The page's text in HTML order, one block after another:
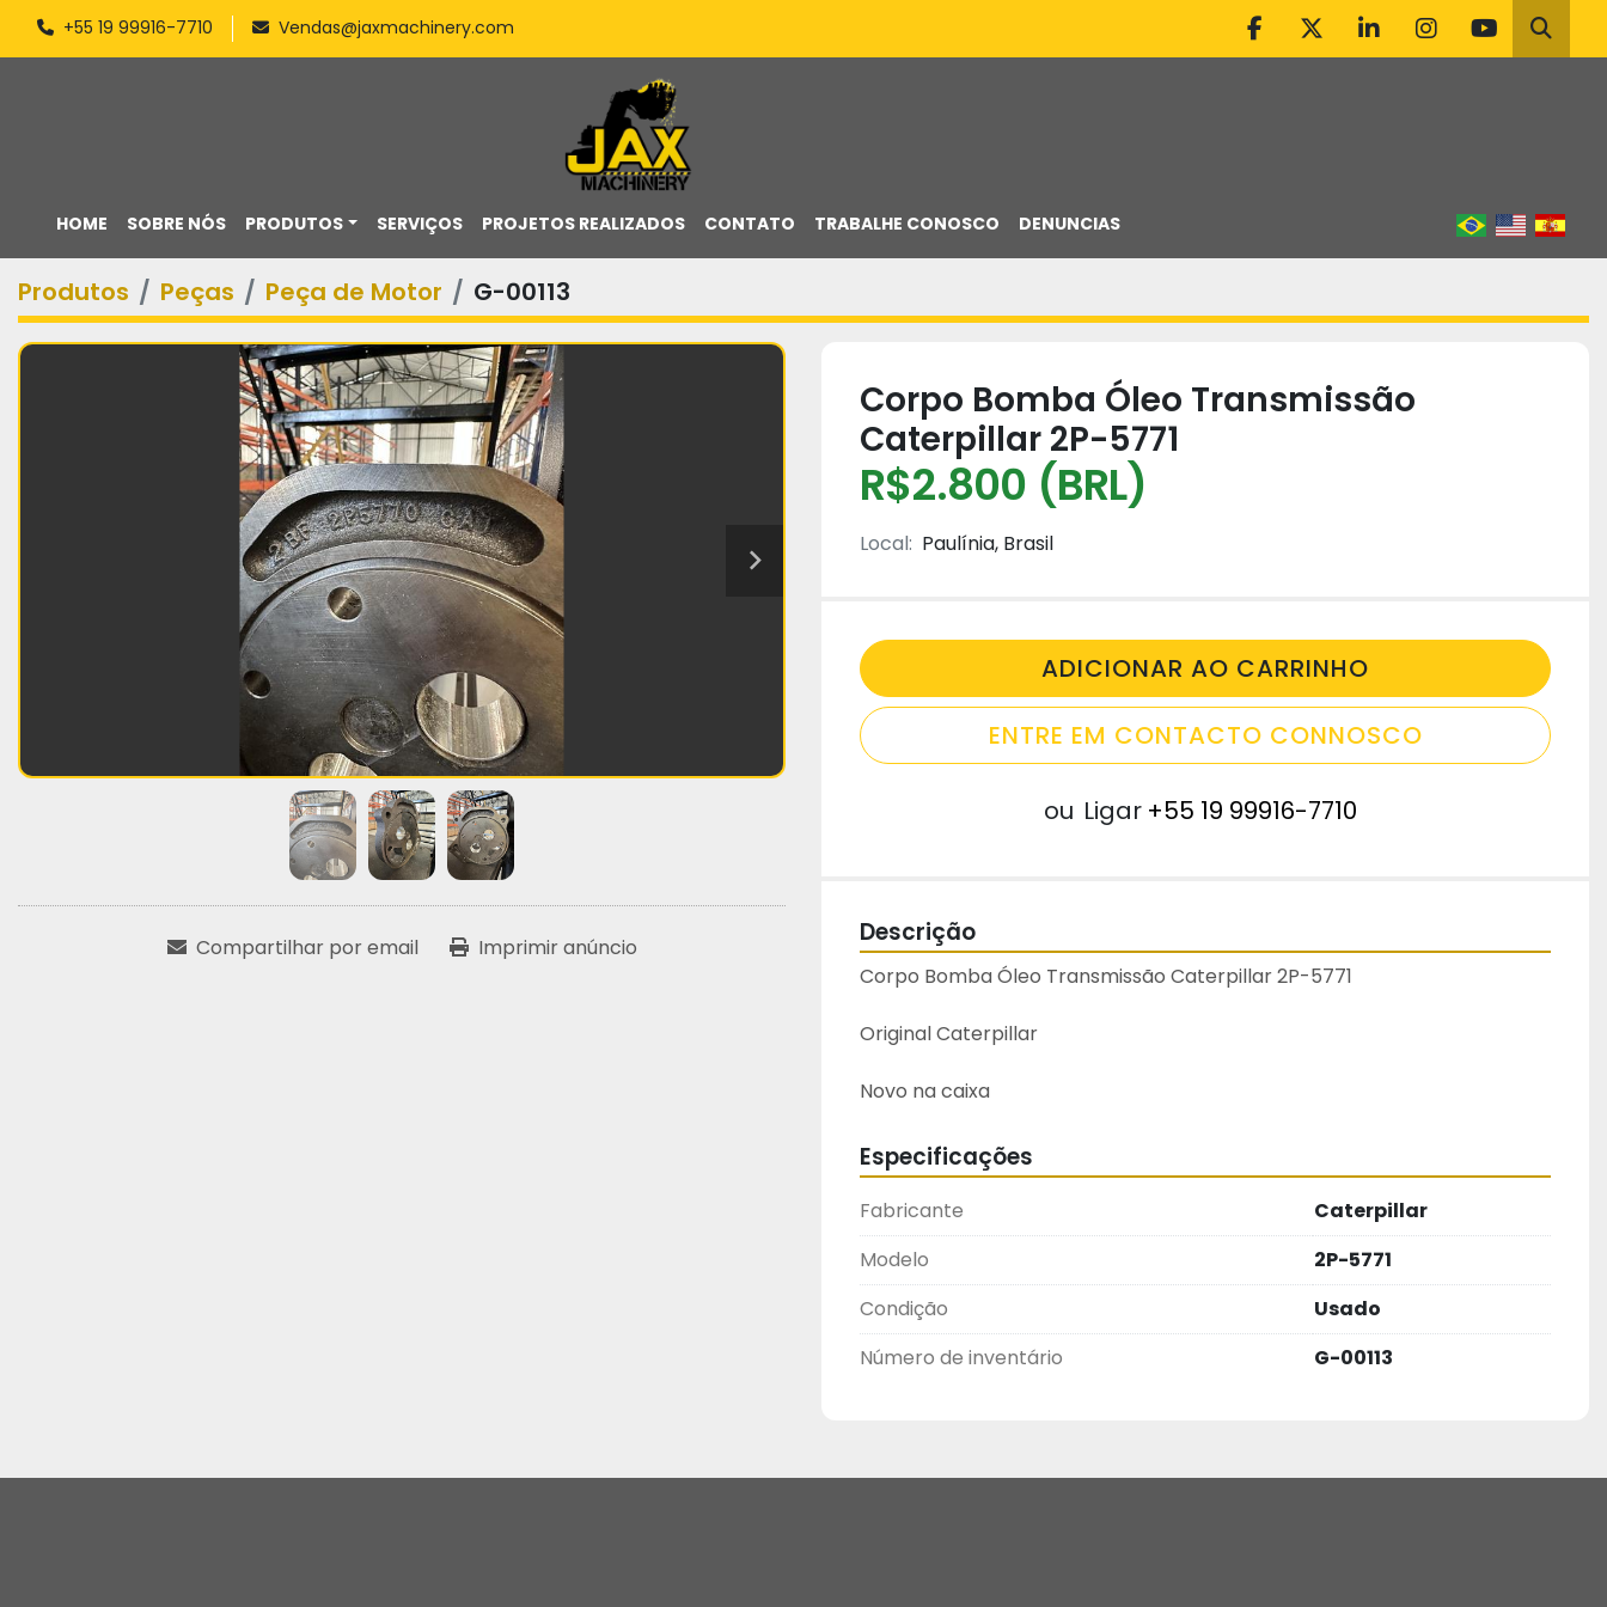
+55 19 99916-7710 Vendas@jaxmachinery.com
facebook
twitterlinkedininstagram
youtube
HOME PRODUTOS
SOBRE NÓS SERVIÇOS PROJETOS REALIZADOS CONTATO TRABALHE CONOSCO DENUNCIAS
Produtos Peças Peça de Motor G-00113
Compartilhar por email Imprimir anúncio
Corpo Bomba Óleo Transmissão
Caterpillar 2P-5771
R$2.800 (BRL)
Local: Paulínia, Brasil
ADICIONAR AO CARRINHO
ENTRE EM CONTACTO CONNOSCO
ou Ligar +55 19 99916-7710
Descrição
Corpo Bomba Óleo Transmissão Caterpillar 2P-5771
Original Caterpillar
Novo na caixa
Especificações
Fabricante
Caterpillar
Modelo
2P-5771
Condição
Usado
Número de inventário
G-00113